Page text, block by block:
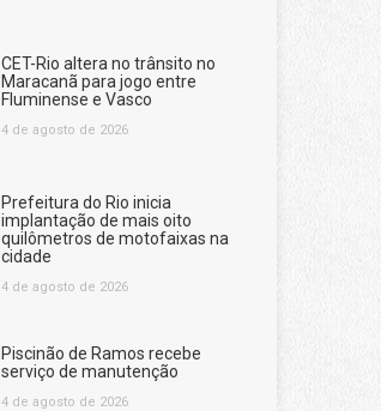
CET-Rio altera no trânsito no
Maracanã para jogo entre
Fluminense e Vasco
4 de agosto de 2026
Prefeitura do Rio inicia
implantação de mais oito
quilômetros de motofaixas na
cidade
4 de agosto de 2026
Piscinão de Ramos recebe
serviço de manutenção
4 de agosto de 2026